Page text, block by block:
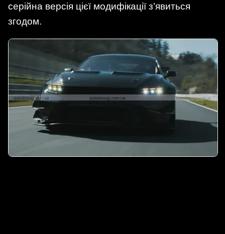
серійна версія цієї модифікації з’явиться
згодом.